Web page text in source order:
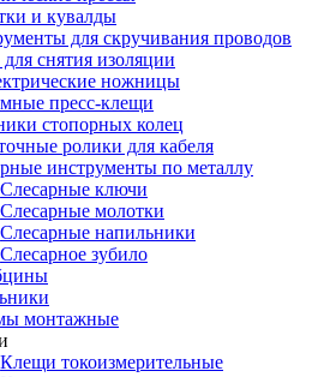
и кувалды
для скручивания проводов
снятия изоляции
ножницы
пресс-клещи
стопорных колец
ролики для кабеля
инструменты по металлу
Слесарные ключи
Слесарные молотки
Слесарные напильники
Слесарное зубило
монтажные
Клещи токоизмерительные